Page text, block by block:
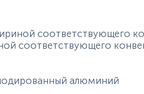
соответствующего
соответствующего
алюминий